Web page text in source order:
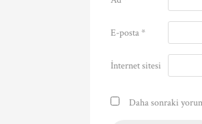
E-posta*
İnternet sitesi
Daha sonraki